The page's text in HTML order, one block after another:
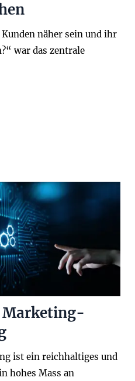
näher sein und ihr
war das zentrale
Marketing-
ist ein reichhaltiges und
hohes Mass an